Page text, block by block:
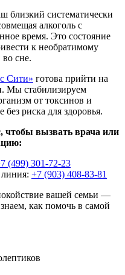
близкий систематически
алкоголь с
время. Это состояние
к необратимому
сне.
Сити» готова прийти на
Мы стабилизируем
от токсинов и
риска для здоровья.
чтобы вызвать врача или
(499) 301-72-23
линия: +7 (903) 408-83-81
вашей семьи —
как помочь в самой